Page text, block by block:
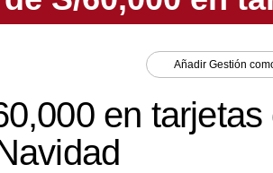
Añadir Gestión
en tarjetas